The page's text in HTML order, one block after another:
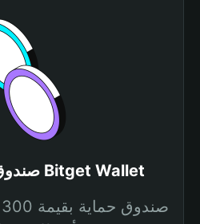
صندوق حماية محفظة Bitget Wallet